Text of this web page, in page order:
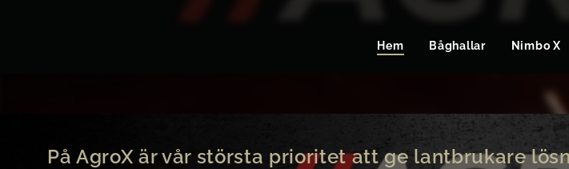
Hem Båghallar Nimbo X
På AgroX är vår största prioritet att ge lantbrukare